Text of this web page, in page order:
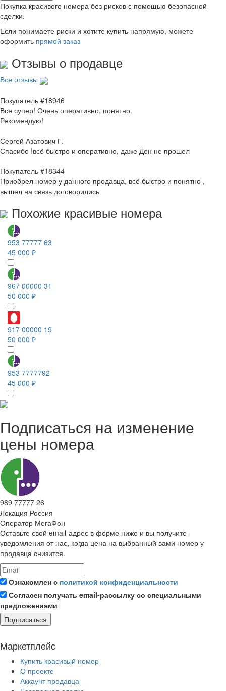
Покупка красивого номера без рисков с помощью безопасной
сделки.
Если понимаете риски и хотите купить напрямую, можете
оформить прямой заказ
Отзывы о продавце
Все отзывы
Покупатель #18946
Все супер! Очень оперативно, понятно.
Рекомендую!
Сергей Азатович Г.
Спасибо !всё быстро и оперативно, даже Ден не прошел
Покупатель #18344
Приобрел номер у данного продавца, всё быстро и понятно ,
вышел на связь договорились
Похожие красивые номера
953 77777 63
45 000 ₽
967 00000 31
50 000 ₽
917 00000 19
50 000 ₽
953 7777792
45 000 ₽
Подписаться на изменение
цены номера
989 77777 26
Локация Россия
Оператор МегаФон
Оставьте свой email-адрес в форме ниже и вы получите
уведомления от нас, когда цена на выбранный вами номер у
продавца снизится.
Ознакомлен с политикой конфиденциальности
Согласен получать email-рассылку со специальными
предложениями
Подписаться
Маркетплейс
Купить красивый номер
О проекте
Аккаунт продавца